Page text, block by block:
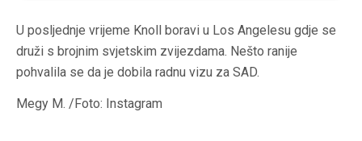
U posljednje vrijeme Knoll boravi u Los Angelesu gdje se
druži s brojnim svjetskim zvijezdama. Nešto ranije
pohvalila se da je dobila radnu vizu za SAD.
Megy M. /Foto: Instagram